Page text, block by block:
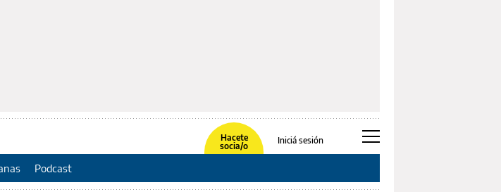
Hacete
socia/o
Iniciá sesión
Podcast